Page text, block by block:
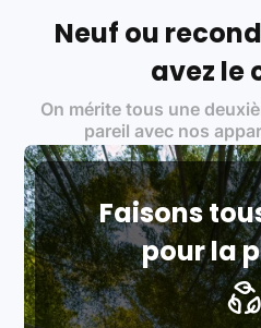
Labels environnementaux &
traitement des
Produits testés et
rigoureux (80 à 100
fonction des produits)
Respect des normes
référentiel QualiRepar
Neuf ou
avez le
On mérite tous une
pareil avec nos
Faisons
pour la